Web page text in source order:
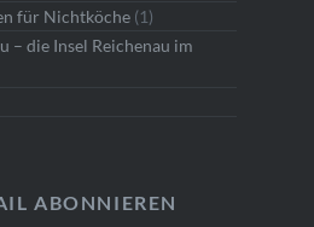
für Nichtköche(1)
– die Insel Reichenau im
ABONNIEREN